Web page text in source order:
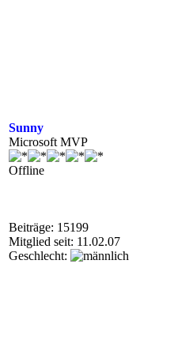
Sunny
Microsoft MVP
Offline
Beiträge: 15199
Mitglied seit: 11.02.07
Geschlecht: